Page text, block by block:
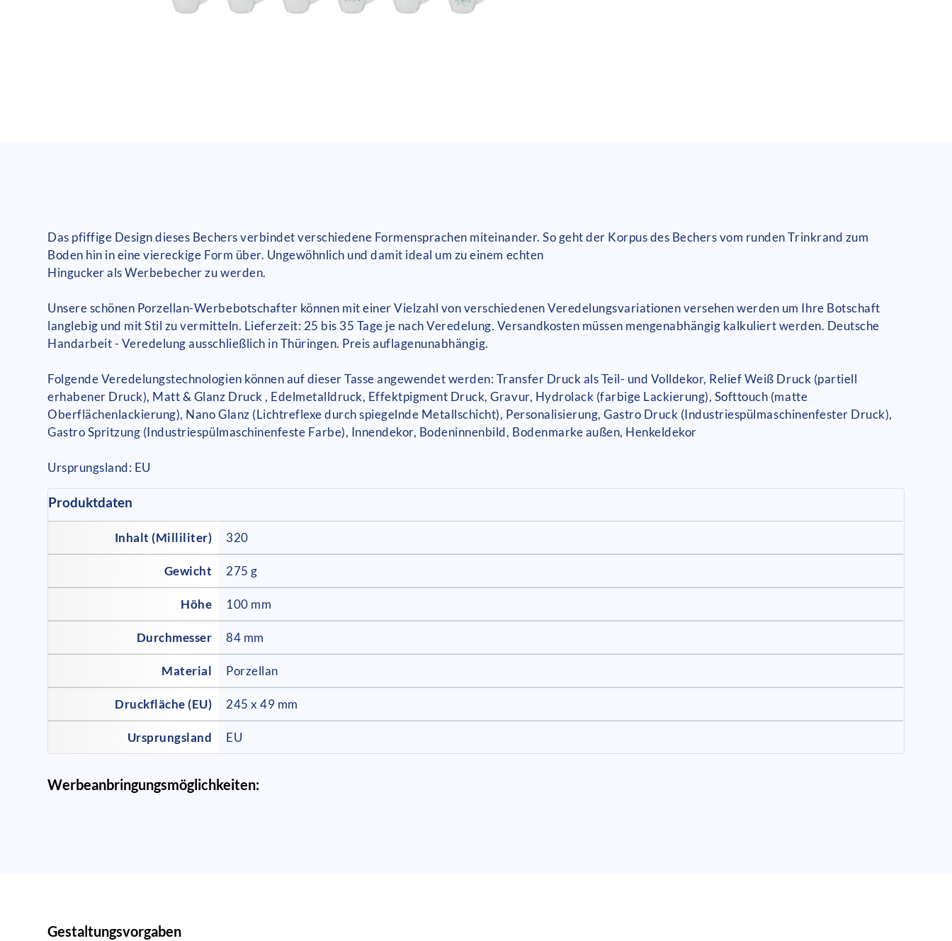
Das pfiffige Design dieses Bechers verbindet verschiedene Formensprachen miteinander. So geht der Korpus des Bechers vom runden Trinkrand zum
Boden hin in eine viereckige Form über. Ungewöhnlich und damit ideal um zu einem echten
Hingucker als Werbebecher zu werden.
Unsere schönen Porzellan-Werbebotschafter können mit einer Vielzahl von verschiedenen Veredelungsvariationen versehen werden um Ihre Botschaft
langlebig und mit Stil zu vermitteln. Lieferzeit: 25 bis 35 Tage je nach Veredelung. Versandkosten müssen mengenabhängig kalkuliert werden. Deutsche
Handarbeit - Veredelung ausschließlich in Thüringen. Preis auflagenunabhängig.
Folgende Veredelungstechnologien können auf dieser Tasse angewendet werden: Transfer Druck als Teil- und Volldekor, Relief Weiß Druck (partiell
erhabener Druck), Matt & Glanz Druck , Edelmetalldruck, Effektpigment Druck, Gravur, Hydrolack (farbige Lackierung), Softtouch (matte
Oberflächenlackierung), Nano Glanz (Lichtreflexe durch spiegelnde Metallschicht), Personalisierung, Gastro Druck (Industriespülmaschinenfester Druck),
Gastro Spritzung (Industriespülmaschinenfeste Farbe), Innendekor, Bodeninnenbild, Bodenmarke außen, Henkeldekor
Ursprungsland: EU
Produktdaten
Inhalt (Milliliter) 320
Gewicht 275 g
Höhe 100 mm
Durchmesser 84 mm
Material Porzellan
Druckfläche (EU) 245 x 49 mm
Ursprungsland EU
Werbeanbringungsmöglichkeiten:
Gestaltungsvorgaben